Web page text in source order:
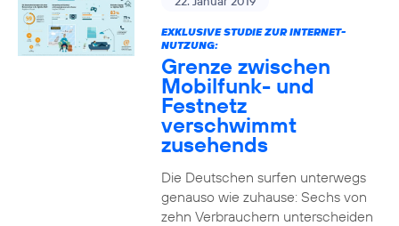
EXKLUSIVE STUDIE ZUR INTERNET-
NUTZUNG:
Grenze zwischen
Mobilfunk- und
Festnetz
verschwimmt
zusehends
Die Deutschen surfen unterwegs
genauso wie zuhause: Sechs von
zehn Verbrauchern unterscheiden